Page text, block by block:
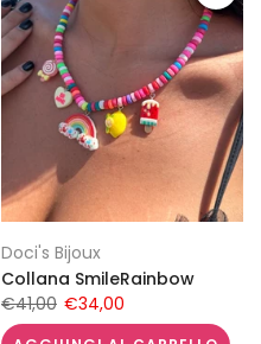
Doci's Bijoux
Collana SmileRainbow
€41,00 €34,00